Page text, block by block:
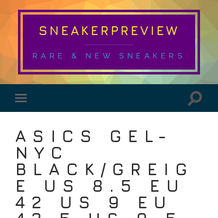
SNEAKERPREVIEW
RARE & NEW SNEAKERS
ASICS GEL-
NYC
BLACK/GREIG
E US 8.5 EU
42 US 9 EU